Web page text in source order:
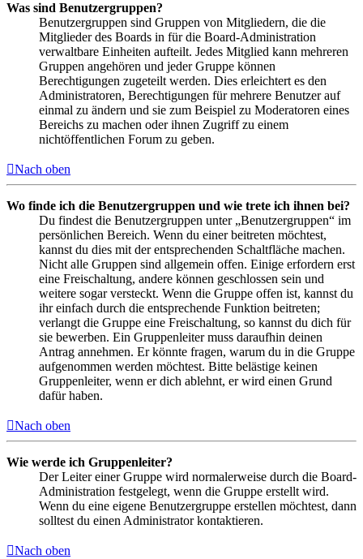
Was sind Benutzergruppen?
Benutzergruppen sind Gruppen von Mitgliedern, die die
Mitglieder des Boards in für die Board-Administration
verwaltbare Einheiten aufteilt. Jedes Mitglied kann mehreren
Gruppen angehören und jeder Gruppe können
Berechtigungen zugeteilt werden. Dies erleichtert es den
Administratoren, Berechtigungen für mehrere Benutzer auf
einmal zu ändern und sie zum Beispiel zu Moderatoren eines
Bereichs zu machen oder ihnen Zugriff zu einem
nichtöffentlichen Forum zu geben.
Nach oben
Wo finde ich die Benutzergruppen und wie trete ich ihnen bei?
Du findest die Benutzergruppen unter „Benutzergruppen“ im
persönlichen Bereich. Wenn du einer beitreten möchtest,
kannst du dies mit der entsprechenden Schaltfläche machen.
Nicht alle Gruppen sind allgemein offen. Einige erfordern erst
eine Freischaltung, andere können geschlossen sein und
weitere sogar versteckt. Wenn die Gruppe offen ist, kannst du
ihr einfach durch die entsprechende Funktion beitreten;
verlangt die Gruppe eine Freischaltung, so kannst du dich für
sie bewerben. Ein Gruppenleiter muss daraufhin deinen
Antrag annehmen. Er könnte fragen, warum du in die Gruppe
aufgenommen werden möchtest. Bitte belästige keinen
Gruppenleiter, wenn er dich ablehnt, er wird einen Grund
dafür haben.
Nach oben
Wie werde ich Gruppenleiter?
Der Leiter einer Gruppe wird normalerweise durch die Board-
Administration festgelegt, wenn die Gruppe erstellt wird.
Wenn du eine eigene Benutzergruppe erstellen möchtest, dann
solltest du einen Administrator kontaktieren.
Nach oben